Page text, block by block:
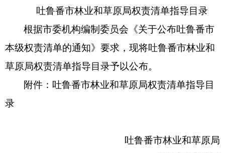
吐鲁番市林业和草原局权责清单指导目录
根据市委机构编制委员会《关于公布吐鲁番市
本级权责清单的通知》要求，现将吐鲁番市林业和
草原局权责清单指导目录予以公布。
附件：吐鲁番市林业和草原局权责清单指导目
录
吐鲁番市林业和草原局